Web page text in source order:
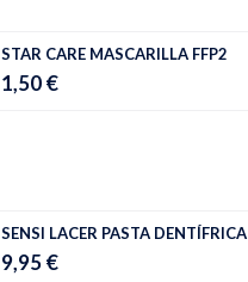
STAR CARE MASCARILLA FFP2
1,50 €
SENSI LACER PASTA DENTÍFRICA
9,95 €